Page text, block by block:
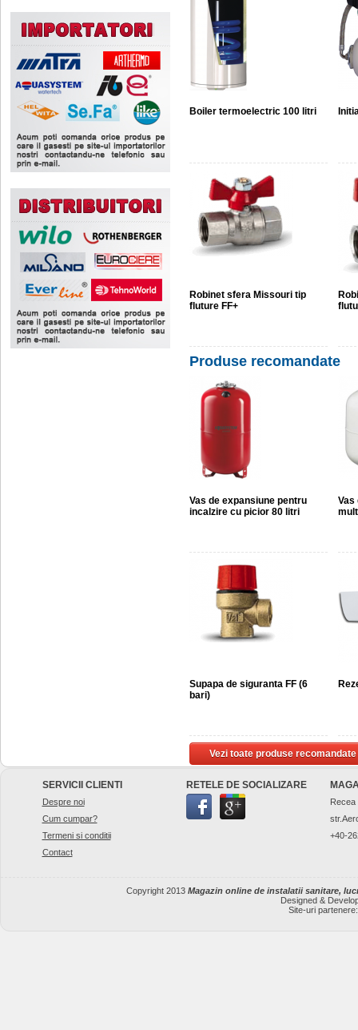
Boiler termoelectric 100 litri
Robinet sfera Missouri tip
fluture FF+
Produse recomandate
Vas de expansiune pentru
incalzire cu picior 80 litri
Vas
Supapa de siguranta FF (6
bari)
Vezi toate produse recomandate
SERVICII CLIENTI
Despre noi
Cum cumpar?
Termeni si conditii
Contact
RETELE DE SOCIALIZARE
Recea
+40-
Copyright 2013 Magazin online de instalatii sanitare,
Designed &
Site-uri